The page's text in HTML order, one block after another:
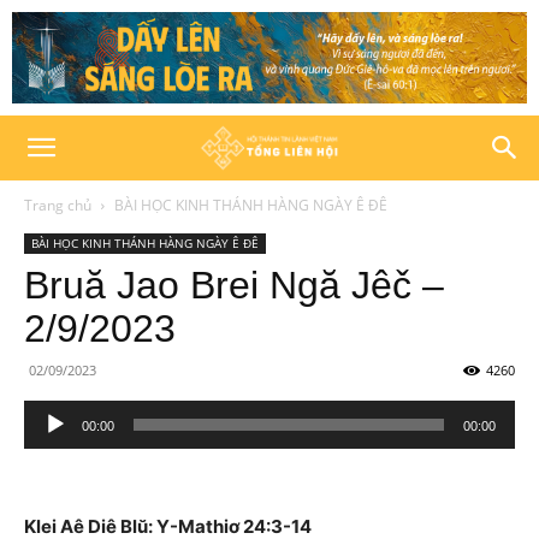
Trang chủ BÀI HỌC KINH THÁNH HÀNG NGÀY Ê ĐÊ
BÀI HỌC KINH THÁNH HÀNG NGÀY Ê ĐÊ
Bruă Jao Brei Ngă Jêč –
2/9/2023
02/09/2023 4260
Trình
phát
00:00 00:00
Klei Aê Diê Blŭ: Y-Mathiơ 24:3-14